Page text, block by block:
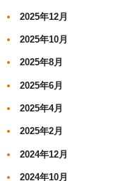
2025年12月
2025年10月
2025年8月
2025年6月
2025年4月
2025年2月
2024年12月
2024年10月